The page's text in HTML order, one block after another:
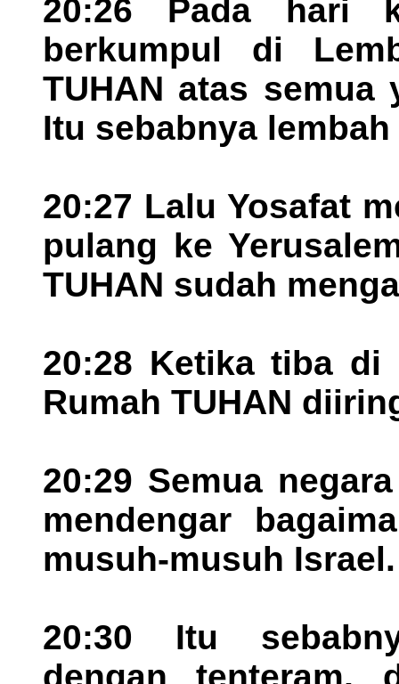
20:26 Pada hari
berkumpul di
TUHAN atas semua
Itu sebabnya
20:27 Lalu Yosafat
pulang ke
TUHAN sudah
20:28 Ketika tiba di
Rumah TUHAN
20:29 Semua
mendengar
musuh-musuh Israel.
20:30 Itu
dengan tenteram,